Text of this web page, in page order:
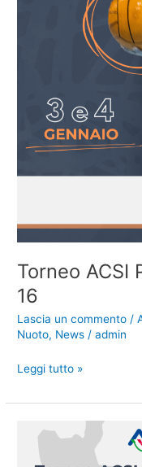
Torneo ACSI
16
Lascia un commento /
Nuoto, News /admin
Torneo
Pallanuoto
Leggi tutto »